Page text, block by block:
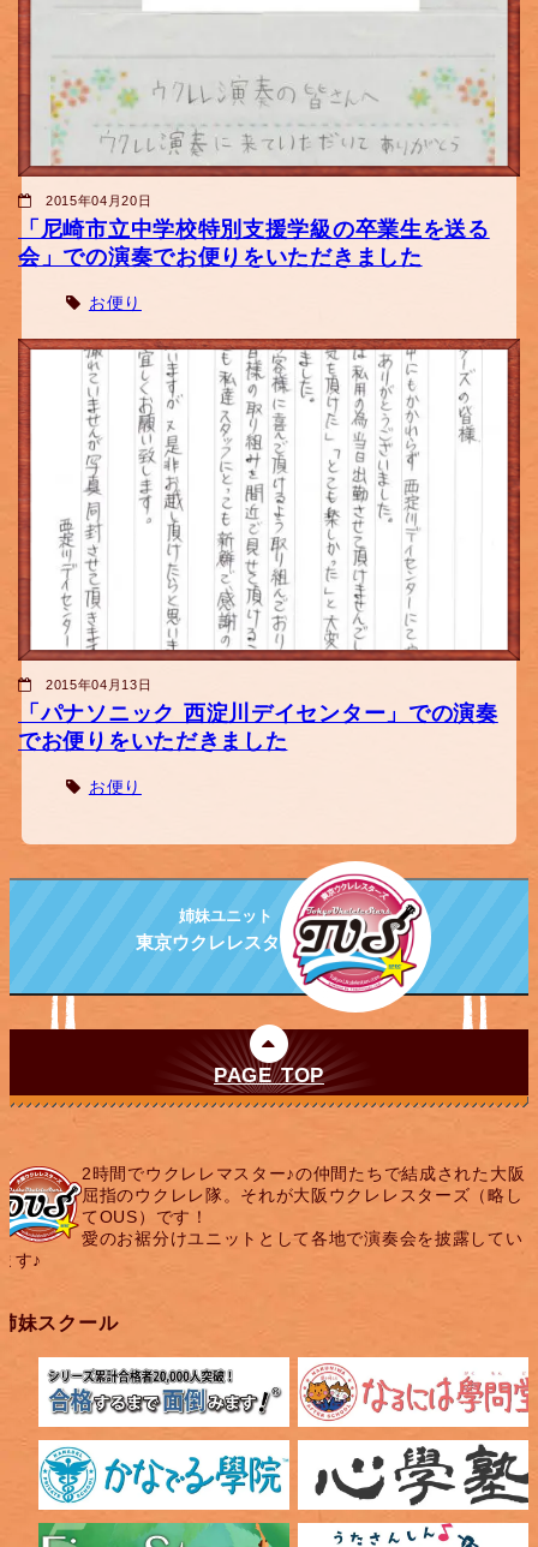
2015年04月20日
「尼崎市立中学校特別支援学級の卒業生を送る
会」での演奏でお便りをいただきました
お便り
2015年04月13日
「パナソニック 西淀川デイセンター」での演奏
でお便りをいただきました
お便り
姉妹ユニット
東京ウクレレスターズ
PAGE TOP
2時間でウクレレマスター♪の仲間たちで結成された大阪
屈指のウクレレ隊。それが大阪ウクレレスターズ（略し
てOUS）です！
愛のお裾分けユニットとして各地で演奏会を披露してい
す♪
妹スクール